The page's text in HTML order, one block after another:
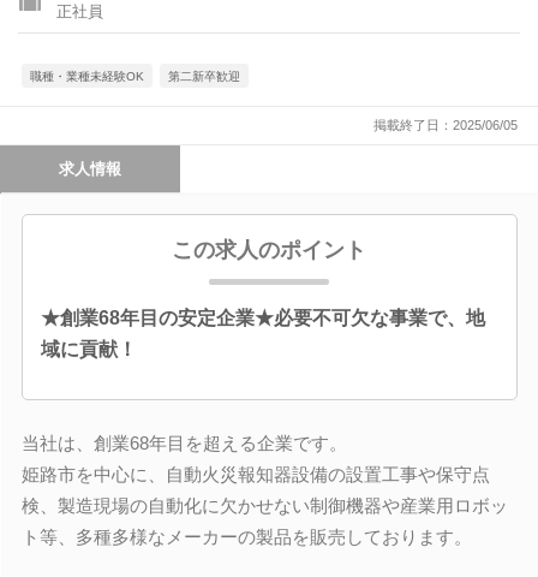
正社員
職種・業種未経験OK 第二新卒歓迎
掲載終了日：2025/06/05
求人情報
この求人のポイント
★創業68年目の安定企業★必要不可欠な事業で、地
域に貢献！
当社は、創業68年目を超える企業です。
姫路市を中心に、自動火災報知器設備の設置工事や保守点
検、製造現場の自動化に欠かせない制御機器や産業用ロボッ
ト等、多種多様なメーカーの製品を販売しております。